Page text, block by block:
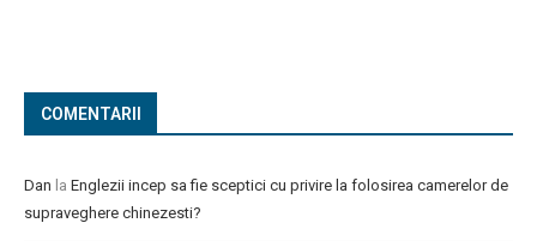
COMENTARII
Dan la Englezii incep sa fie sceptici cu privire la folosirea camerelor de
supraveghere chinezesti?